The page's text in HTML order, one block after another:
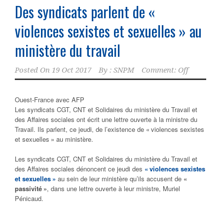
Des syndicats parlent de «
violences sexistes et sexuelles » au
ministère du travail
Posted On 19 Oct 2017 By : SNPM Comment: Off
Ouest-France avec AFP
Les syndicats CGT, CNT et Solidaires du ministère du Travail et
des Affaires sociales ont écrit une lettre ouverte à la ministre du
Travail. Ils parlent, ce jeudi, de l’existence de « violences sexistes
et sexuelles » au ministère.
Les syndicats CGT, CNT et Solidaires du ministère du Travail et
des Affaires sociales dénoncent ce jeudi des « violences sexistes
et sexuelles » au sein de leur ministère qu’ils accusent de «
passivité », dans une lettre ouverte à leur ministre, Muriel
Pénicaud.